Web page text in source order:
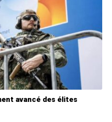
avancé des élites